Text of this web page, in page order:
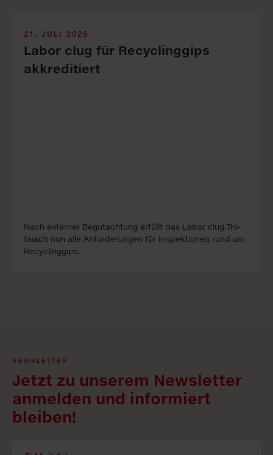
21. JULI 2026
Labor clug für Recyclinggips
akkreditiert
Nach ex­ter­ner Be­gutacht­ung erfüllt das La­bor clug Tro­
faiach nun alle An­forder­ung­en für In­spekt­ion­en rund um
Re­cyc­ling­gips.
NEWSLETTER
Jetzt zu unserem Newsletter
anmelden und informiert
bleiben!